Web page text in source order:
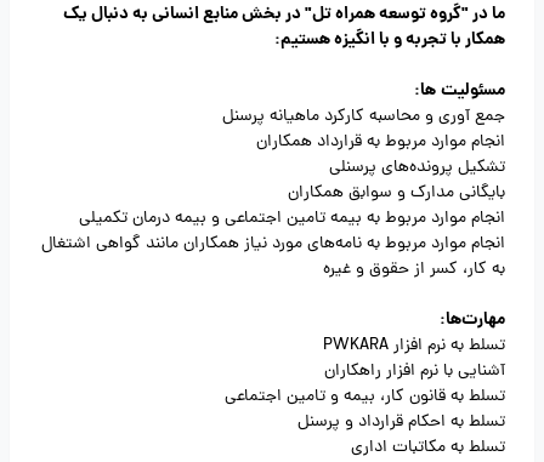
ما در "گروه توسعه همراه تل" در بخش منابع انسانی به دنبال یک
همکار با تجربه و با انگیزه هستیم:
مسئولیتها:
جمع آوری و محاسبه کارکرد ماهیانه پرسنل
انجام موارد مربوط به قرارداد همکاران
تشکیل پرونده‌های پرسنلی
بایگانی مدارک و سوابق همکاران
انجام موارد مربوط به بیمه تامین اجتماعی و بیمه درمان تکمیلی
انجام موارد مربوط به نامه‌های مورد نیاز همکاران مانند گواهی اشتغال
به کار، کسر از حقوق و غیره
مهارت‌ها:
تسلط به نرم افزار PWKARA
آشنایی با نرم افزار راهکاران
تسلط به قانون کار، بیمه و تامین اجتماعی
تسلط به احکام قرارداد و پرسنل
تسلط به مکاتبات اداری